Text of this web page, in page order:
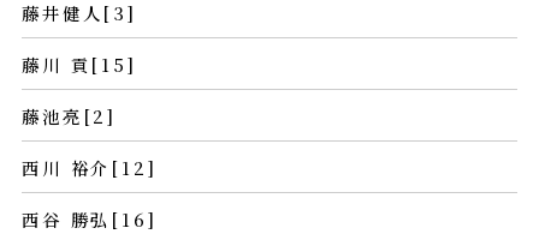
藤井健人[3]
藤川 貢[15]
藤池亮[2]
西川 裕介[12]
西谷 勝弘[16]